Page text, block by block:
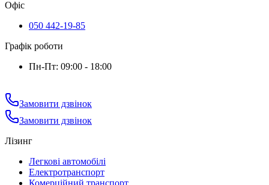
Офіс
050 442-19-85
Графік роботи
Пн-Пт: 09:00 - 18:00
Замовити дзвінок
Замовити дзвінок
Лізинг
Легкові автомобілі
Електротранспорт
Комерційний транспорт